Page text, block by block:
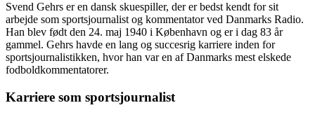
Svend Gehrs er en dansk skuespiller, der er bedst kendt for sit
arbejde som sportsjournalist og kommentator ved Danmarks Radio.
Han blev født den 24. maj 1940 i København og er i dag 83 år
gammel. Gehrs havde en lang og succesrig karriere inden for
sportsjournalistikken, hvor han var en af Danmarks mest elskede
fodboldkommentatorer.
Karriere som sportsjournalist